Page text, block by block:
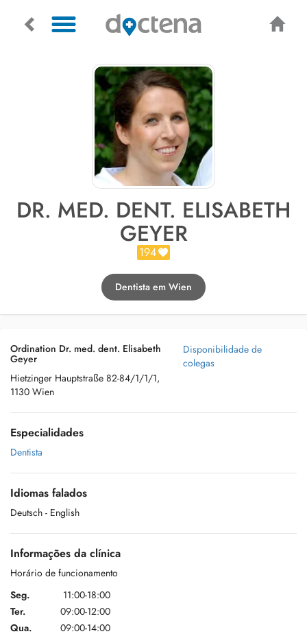
DR. MED. DENT. ELISABETH
GEYER
194
Dentista em Wien
Ordination Dr. med. dent. Elisabeth
Geyer
Hietzinger Hauptstraße 82-84/1/1/1,
1130 Wien
Disponibilidade de
colegas
Especialidades
Dentista
Idiomas falados
Deutsch - English
Informações da clínica
Horário de funcionamento
Seg.
11:00-18:00
Ter.
09:00-12:00
Qua.
09:00-14:00